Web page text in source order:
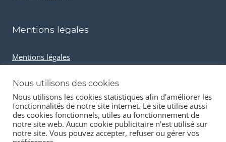
Mentions légales
Mentions légales
Cookies et données personnelles
Nous utilisons des cookies
Nous utilisons les cookies statistiques afin d'améliorer les
fonctionnalités de notre site internet. Le site utilise aussi
des cookies fonctionnels, utiles au fonctionnement de
notre site web. Aucun cookie publicitaire n'est utilisé sur
notre site. Vous pouvez accepter, refuser ou gérer vos